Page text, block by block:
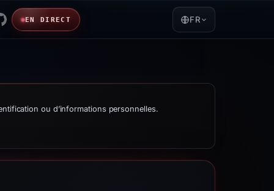
EN DIRECT FR
ou d’informations personnelles.